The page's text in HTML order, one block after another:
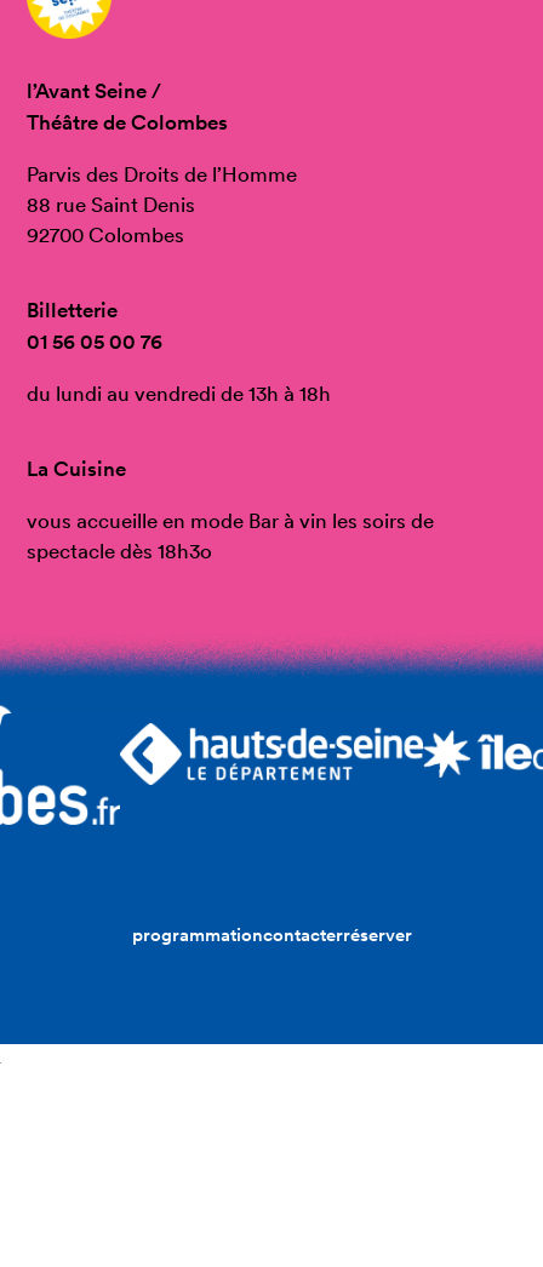
l’Avant Seine /
Théâtre de Colombes
Parvis des Droits de l’Homme
88 rue Saint Denis
92700 Colombes
Billetterie
01 56 05 00 76
du lundi au vendredi de 13h à 18h
La Cuisine
vous accueille en mode Bar à vin les soirs de
spectacle dès 18h3o
programmationcontacterréserver